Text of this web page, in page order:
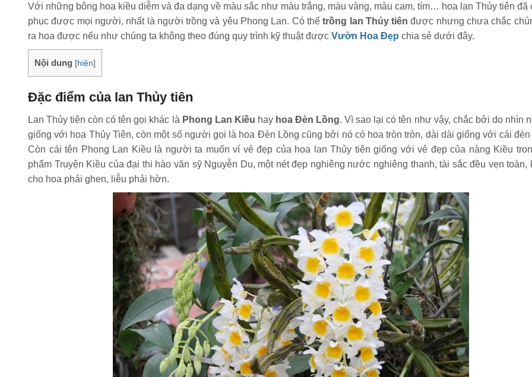
Với những bông hoa kiều diễm và đa dạng về màu sắc như màu trắng, màu vàng, màu cam, tím… hoa lan Thủy tiên đã
phục được mọi người, nhất là người trồng và yêu Phong Lan. Có thểtrồng lan Thủy tiên được nhưng chưa chắc
ra hoa được nếu như chúng ta không theo đúng quy trình kỹ thuật được Vườn Hoa Đẹp chia sẻ dưới đây.
Nội dung [hiện]
Đặc điểm của lan Thủy tiên
Lan Thủy tiên còn có tên gọi khác là Phong Lan Kiều hay hoa Đèn Lồng. Vì sao lại có tên như vậy, chắc bởi do nhìn
giống với hoa Thủy Tiên, còn một số người gọi là hoa Đèn Lồng cũng bởi nó có hoa tròn tròn, dài dài giống với cái đèn
Còn cái tên Phong Lan Kiều là người ta muốn ví vẻ đẹp của hoa lan Thủy tiên giống với vẻ đẹp của nàng Kiều
phẩm Truyện Kiều của đại thi hào văn sỹ Nguyễn Du, một nét đẹp nghiêng nước nghiêng thanh, tài sắc đều vẹn toàn,
cho hoa phải ghen, liễu phải hờn.